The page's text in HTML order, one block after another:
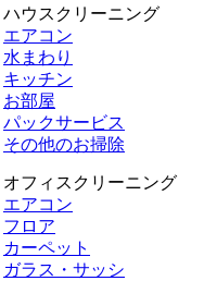
ハウスクリーニング
エアコン
水まわり
キッチン
お部屋
パックサービス
その他のお掃除
オフィスクリーニング
エアコン
フロア
カーペット
ガラス・サッシ